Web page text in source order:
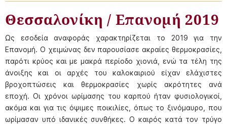
Θεσσαλονίκη / Επανομή 2019
Ως εσοδεία αναφοράς χαρακτηρίζεται το 2019 για την
Επανομή. Ο χειμώνας δεν παρουσίασε ακραίες θερμοκρασίες,
παρότι κρύος και με μακρά περίοδο χιονιά, ενώ τα τέλη της
άνοιξης και οι αρχές του καλοκαιριού είχαν ελάχιστες
βροχοπτώσεις και θερμοκρασίες χωρίς ακρότητες ανά
εποχή. Οι χρόνοι ωρίμασης του καρπού ήταν φυσιολογικοί,
ακόμα και για τις όψιμες ποικιλίες, όπως το ξινόμαυρο, που
ωρίμασαν υπό ιδανικές συνθήκες. Ο καιρός κατά τον τρύγο